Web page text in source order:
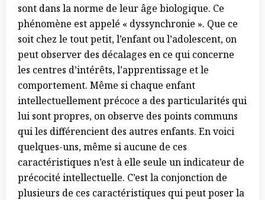
sont dans la norme de leur âge biologique. Ce
phénomène est appelé « dyssynchronie ». Que ce
soit chez le tout petit, l’enfant ou l’adolescent, on
peut observer des décalages en ce qui concerne
les centres d’intérêts, l’apprentissage et le
comportement. Même si chaque enfant
intellectuellement précoce a des particularités qui
lui sont propres, on observe des points communs
qui les différencient des autres enfants. En voici
quelques-uns, même si aucune de ces
caractéristiques n’est à elle seule un indicateur de
précocité intellectuelle. C’est la conjonction de
plusieurs de ces caractéristiques qui peut poser la